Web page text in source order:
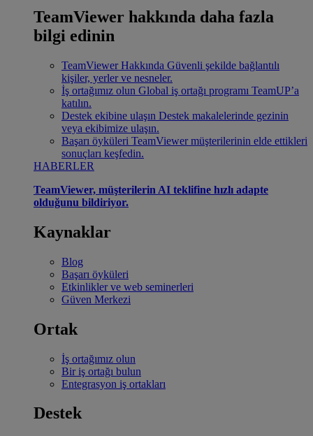
TeamViewer hakkında daha fazla
bilgi edinin
TeamViewer Hakkında Güvenli şekilde bağlantılı
kişiler, yerler ve nesneler.
İş ortağımız olun Global iş ortağı programı TeamUP’a
katılın.
Destek ekibine ulaşın Destek makalelerinde gezinin
veya ekibimize ulaşın.
Başarı öyküleri TeamViewer müşterilerinin elde ettikleri
sonuçları keşfedin.
HABERLER
TeamViewer, müşterilerin AI teklifine hızlı adapte
olduğunu bildiriyor.
Kaynaklar
Blog
Başarı öyküleri
Etkinlikler ve web seminerleri
Güven Merkezi
Ortak
İş ortağımız olun
Bir iş ortağı bulun
Entegrasyon iş ortakları
Destek